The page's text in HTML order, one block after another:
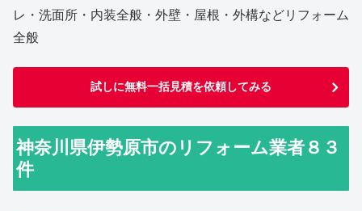
レ・洗面所・内装全般・外壁・屋根・外構などリフォーム
全般
試しに無料一括見積を依頼してみる
神奈川県伊勢原市のリフォーム業者８３
件